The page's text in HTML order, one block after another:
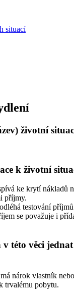
situací
životní
k životní
ke krytí nákladů
příjmy.
testování
se považuje i
této věci
nárok vlastník
trvalému pobytu.